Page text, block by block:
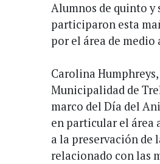
Alumnos de quinto y
participaron esta
por el área de
Carolina
Municipalidad de
marco del Día del
en particular el área
a la preservación de
relacionado con las